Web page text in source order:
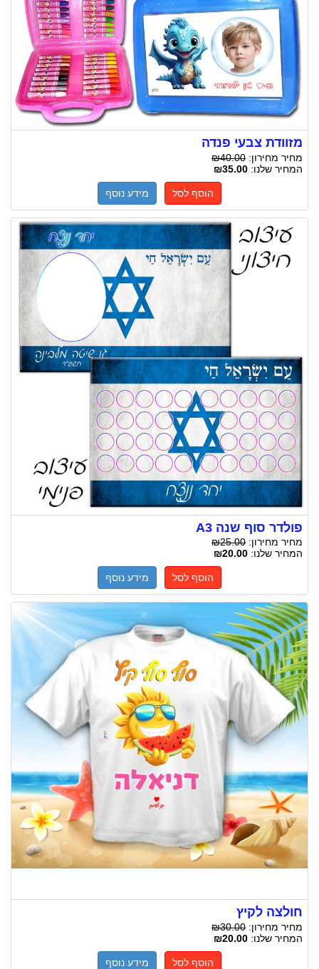
מזוודת צבעי פנדה
מחיר מחירון: ₪40.00
המחיר שלנו: ₪35.00
הוסף לסל מידע נוסף
פולדר סוף שנה A3
מחיר מחירון: ₪25.00
המחיר שלנו: ₪20.00
הוסף לסל מידע נוסף
חולצה לקיץ
מחיר מחירון: ₪30.00
המחיר שלנו: ₪20.00
הוסף לסל מידע נוסף